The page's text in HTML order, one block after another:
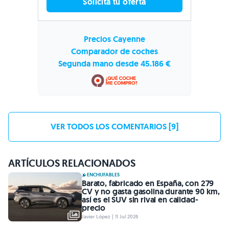
Precios Cayenne
Comparador de coches
Segunda mano desde 45.186 €
VER TODOS LOS COMENTARIOS [9]
ARTÍCULOS RELACIONADOS
ENCHUFABLES
Barato, fabricado en España, con 279
CV y no gasta gasolina durante 90 km,
así es el SUV sin rival en calidad-
precio
Javier López | 11 Jul 2026